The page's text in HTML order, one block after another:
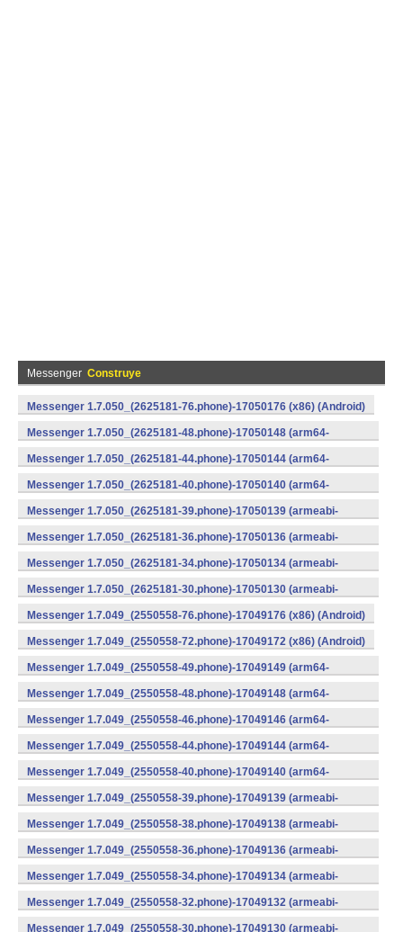
Messenger Construye
Messenger 1.7.050_(2625181-76.phone)-17050176 (x86) (Android)
Messenger 1.7.050_(2625181-48.phone)-17050148 (arm64-
v8a) (Android)
Messenger 1.7.050_(2625181-44.phone)-17050144 (arm64-
v8a) (Android)
Messenger 1.7.050_(2625181-40.phone)-17050140 (arm64-
v8a) (Android)
Messenger 1.7.050_(2625181-39.phone)-17050139 (armeabi-
v7a) (Android)
Messenger 1.7.050_(2625181-36.phone)-17050136 (armeabi-
v7a) (Android)
Messenger 1.7.050_(2625181-34.phone)-17050134 (armeabi-
v7a) (Android)
Messenger 1.7.050_(2625181-30.phone)-17050130 (armeabi-
v7a) (Android)
Messenger 1.7.049_(2550558-76.phone)-17049176 (x86) (Android)
Messenger 1.7.049_(2550558-72.phone)-17049172 (x86) (Android)
Messenger 1.7.049_(2550558-49.phone)-17049149 (arm64-
v8a) (Android)
Messenger 1.7.049_(2550558-48.phone)-17049148 (arm64-
v8a) (Android)
Messenger 1.7.049_(2550558-46.phone)-17049146 (arm64-
v8a) (Android)
Messenger 1.7.049_(2550558-44.phone)-17049144 (arm64-
v8a) (Android)
Messenger 1.7.049_(2550558-40.phone)-17049140 (arm64-
v8a) (Android)
Messenger 1.7.049_(2550558-39.phone)-17049139 (armeabi-
v7a) (Android)
Messenger 1.7.049_(2550558-38.phone)-17049138 (armeabi-
v7a) (Android)
Messenger 1.7.049_(2550558-36.phone)-17049136 (armeabi-
v7a) (Android)
Messenger 1.7.049_(2550558-34.phone)-17049134 (armeabi-
v7a) (Android)
Messenger 1.7.049_(2550558-32.phone)-17049132 (armeabi-
v7a) (Android)
Messenger 1.7.049_(2550558-30.phone)-17049130 (armeabi-